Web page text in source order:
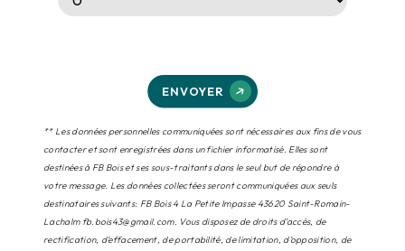
ENVOYER
** Les données personnelles communiquées sont nécessaires aux fins de vous
contacter et sont enregistrées dans un fichier informatisé. Elles sont
destinées à FB Bois et ses sous-traitants dans le seul but de répondre à
votre message. Les données collectées seront communiquées aux seuls
destinataires suivants: FB Bois 4 La Petite Impasse 43620 Saint-Romain-
Lachalm fb.bois43@gmail.com. Vous disposez de droits d’accès, de
rectification, d’effacement, de portabilité, de limitation, d’opposition, de